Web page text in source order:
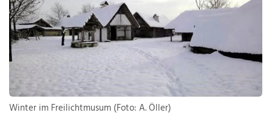
Winter im Freilichtmusum (Foto: A. Öller)